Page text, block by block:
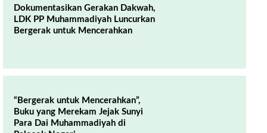
Dokumentasikan Gerakan Dakwah,
LDK PP Muhammadiyah Luncurkan
Bergerak untuk Mencerahkan
“Bergerak untuk Mencerahkan”,
Buku yang Merekam Jejak Sunyi
Para Dai Muhammadiyah di